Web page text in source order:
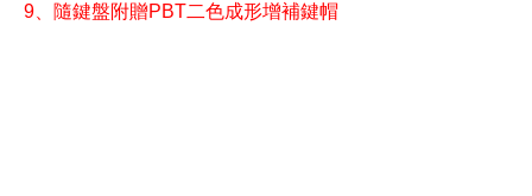
9、隨鍵盤附贈PBT二色成形增補鍵帽